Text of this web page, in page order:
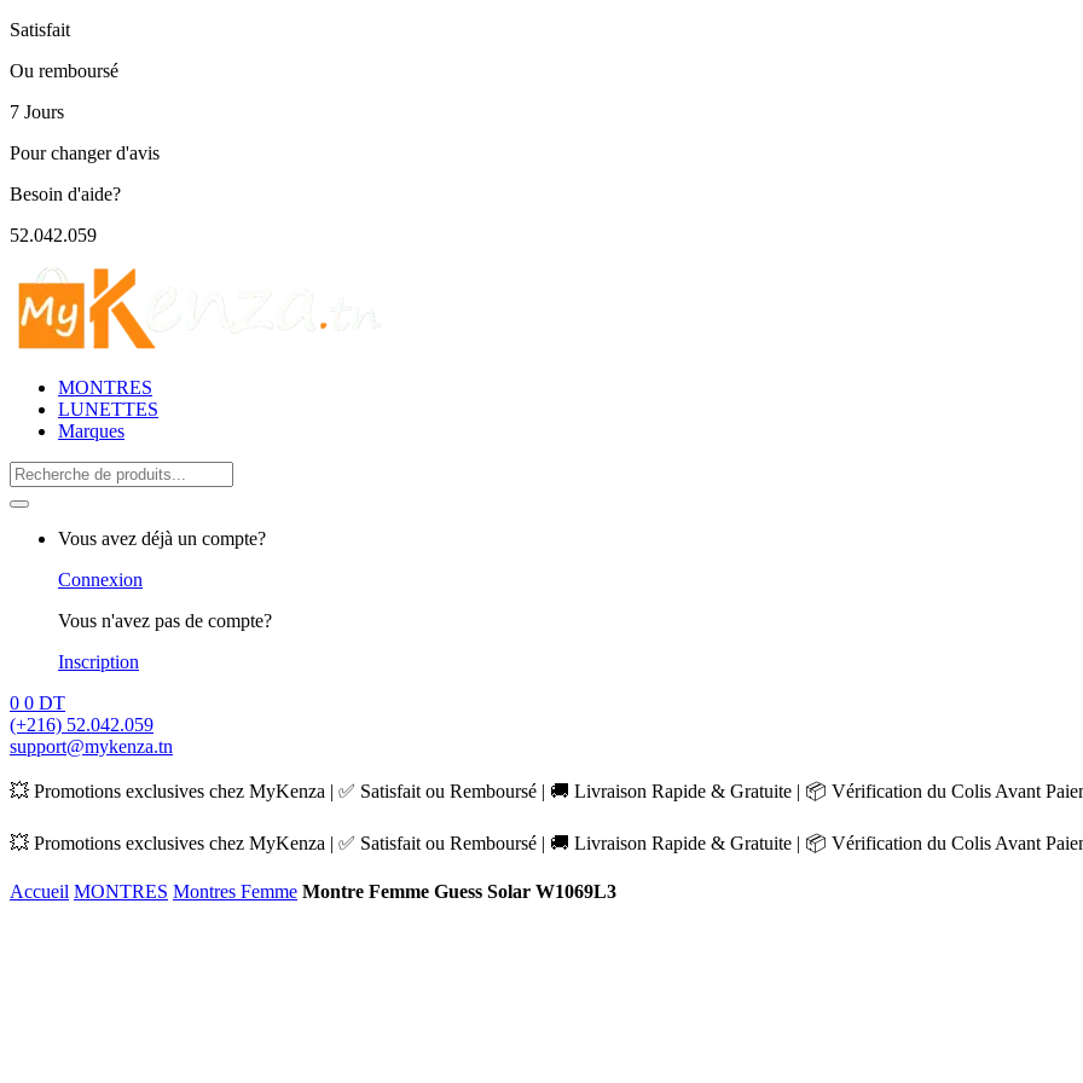
Satisfait
Ou remboursé
7 Jours
Pour changer d'avis
Besoin d'aide?
52.042.059
MONTRES
LUNETTES
Marques
Search
for:
Vous avez déjà un compte?
Connexion
Vous n'avez pas de compte?
Inscription
0 0 DT
(+216) 52.042.059
support@mykenza.tn
💥 Promotions exclusives chez MyKenza | ✅ Satisfait ou Remboursé | 🚚 Livraison Rapide & Gratuite | 📦 Vérification du Colis Avant
💥 Promotions exclusives chez MyKenza | ✅ Satisfait ou Remboursé | 🚚 Livraison Rapide & Gratuite | 📦 Vérification du Colis Avant
Accueil MONTRES Montres Femme Montre Femme Guess Solar W1069L3